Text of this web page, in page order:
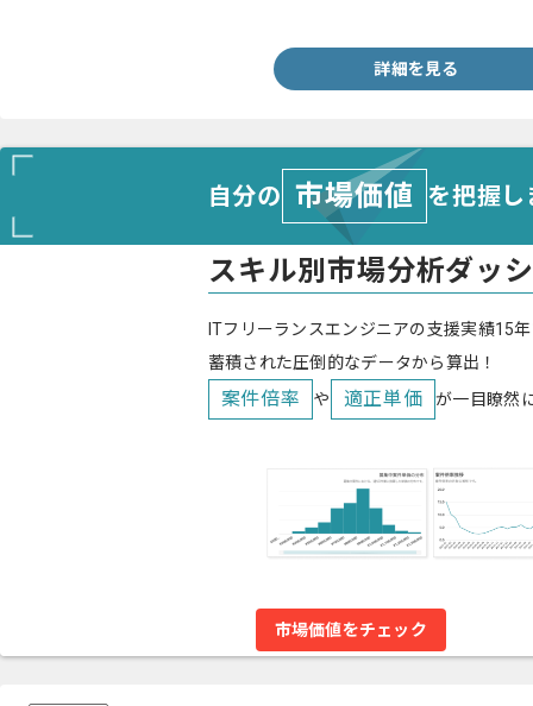
詳細を見る
自分の 市場価値 を把握
スキル別市場分析ダッ
ITフリーランスエンジニアの支援実績15
蓄積された圧倒的なデータから算出！
案件倍率 や 適正単価 が一目瞭然
市場価値をチェック